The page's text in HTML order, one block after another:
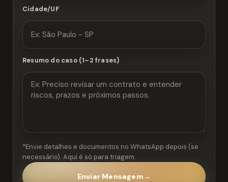
Cidade/UF
Resumo do caso (1–2 frases)
*Envie detalhes e documentos no WhatsApp depois (se
necessário). Aqui é só para triagem.
Enviar Mensagem →